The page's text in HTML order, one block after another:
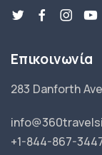
Επικοινωνία
283 Danforth
+1-844-867-